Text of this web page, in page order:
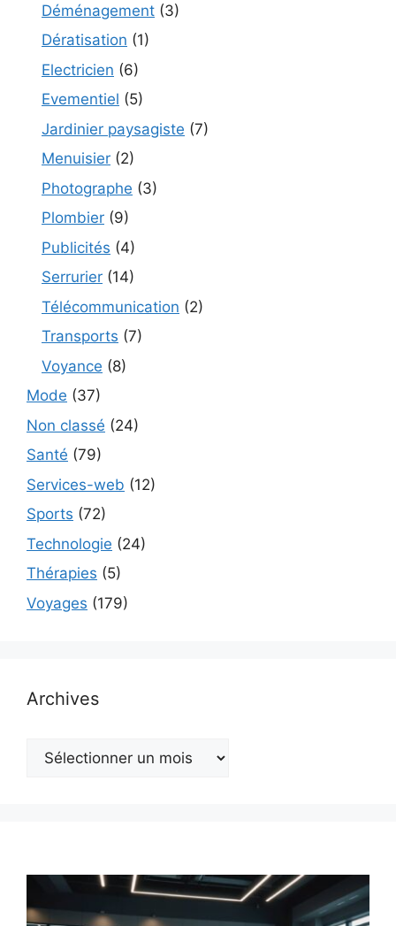
Déménagement (3)
Dératisation (1)
Electricien (6)
Evementiel (5)
Jardinier paysagiste (7)
Menuisier (2)
Photographe (3)
Plombier (9)
Publicités (4)
Serrurier (14)
Télécommunication (2)
Transports (7)
Voyance (8)
Mode (37)
Non classé (24)
Santé (79)
Services-web (12)
Sports (72)
Technologie (24)
Thérapies (5)
Voyages (179)
Archives
Archives